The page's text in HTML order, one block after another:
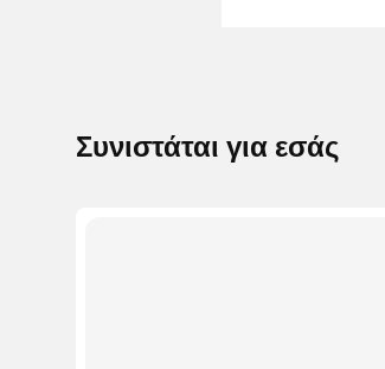
Συνιστάται για εσάς